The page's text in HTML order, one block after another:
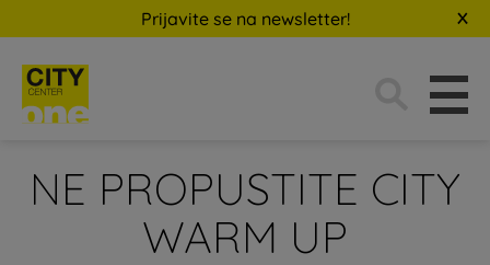
Prijavite se na newsletter!
NE PROPUSTITE CITY
WARM UP